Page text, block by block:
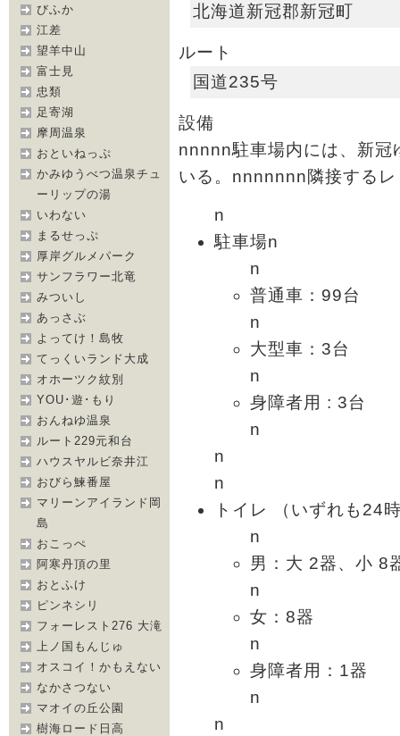
びふか
江差
望羊中山
富士見
忠類
足寄湖
摩周温泉
おといねっぷ
かみゆうべつ温泉チュ
ーリップの湯
いわない
まるせっぷ
厚岸グルメパーク
サンフラワー北竜
みついし
あっさぶ
よってけ！島牧
てっくいランド大成
オホーツク紋別
YOU･遊･もり
おんねゆ温泉
ルート229元和台
ハウスヤルビ奈井江
おびら鰊番屋
マリーンアイランド岡
島
おこっぺ
阿寒丹頂の里
おとふけ
ピンネシリ
フォーレスト276 大滝
上ノ国もんじゅ
オスコイ！かもえない
なかさつない
マオイの丘公園
樹海ロード日高
北海道新冠郡新冠町
ルート
国道235号
設備
nnnnn駐車場内には、新冠
いる。nnnnnnn隣接する
n
駐車場n
n
普通車：99台
n
大型車：3台
n
身障者用 : 3台
n
n
n
トイレ （いずれも24
n
男：大 2器、小 8
n
女：8器
n
身障者用：1器
n
n